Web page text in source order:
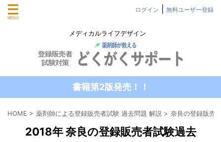
メディカルライフデザイン
ログイン 無料ユーザー登録
書籍第2版発売！！
HOME > 薬剤師による登録販売者試験 過去問題 解説 > 奈良の登録販売
2018年 奈良の登録販売者試験過去